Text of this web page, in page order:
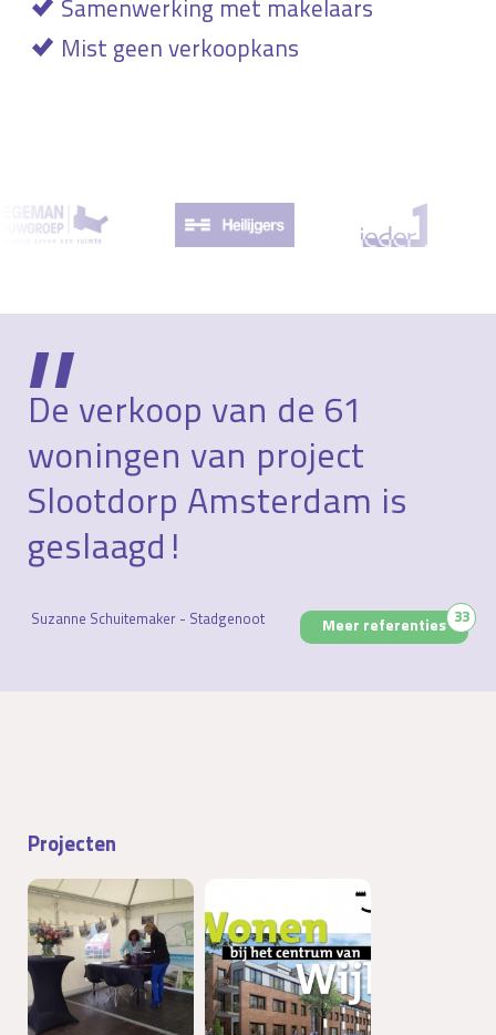
Samenwerking met makelaars
Mist geen verkoopkans
De verkoop van de 61
woningen van project
Slootdorp Amsterdam is
geslaagd!
Suzanne Schuitemaker - Stadgenoot Meer referenties
33
Projecten